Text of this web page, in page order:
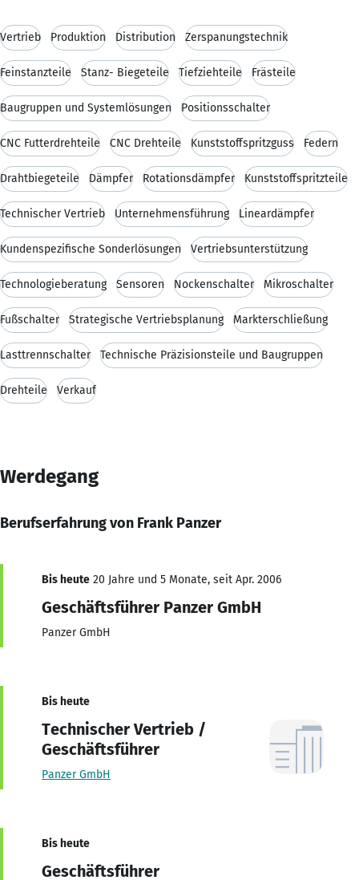
Vertrieb Produktion Distribution Zerspanungstechnik
Feinstanzteile Stanz- Biegeteile Tiefziehteile Frästeile
Baugruppen und Systemlösungen Positionsschalter
CNC Futterdrehteile CNC Drehteile Kunststoffspritzguss Federn
Drahtbiegeteile Dämpfer Rotationsdämpfer Kunststoffspritzteile
Technischer Vertrieb Unternehmensführung Lineardämpfer
Kundenspezifische Sonderlösungen Vertriebsunterstützung
Technologieberatung Sensoren Nockenschalter Mikroschalter
Fußschalter Strategische Vertriebsplanung Markterschließung
Lasttrennschalter Technische Präzisionsteile und Baugruppen
Drehteile Verkauf
Werdegang
Berufserfahrung von Frank Panzer
Bis heute 20 Jahre und 5 Monate, seit Apr. 2006
Geschäftsführer Panzer GmbH
Panzer GmbH
Bis heute
Technischer Vertrieb /
Geschäftsführer
Panzer GmbH
Bis heute
Geschäftsführer